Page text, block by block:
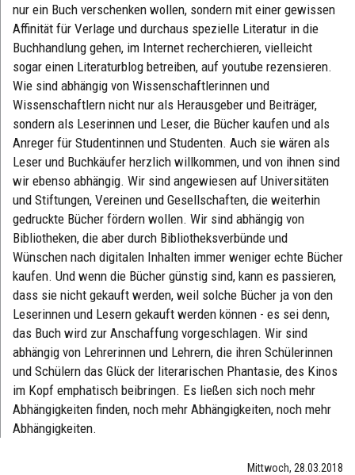
nur ein Buch verschenken wollen, sondern mit einer gewissen
Affinität für Verlage und durchaus spezielle Literatur in die
Buchhandlung gehen, im Internet recherchieren, vielleicht
sogar einen Literaturblog betreiben, auf youtube rezensieren.
Wie sind abhängig von Wissenschaftlerinnen und
Wissenschaftlern nicht nur als Herausgeber und Beiträger,
sondern als Leserinnen und Leser, die Bücher kaufen und als
Anreger für Studentinnen und Studenten. Auch sie wären als
Leser und Buchkäufer herzlich willkommen, und von ihnen sind
wir ebenso abhängig. Wir sind angewiesen auf Universitäten
und Stiftungen, Vereinen und Gesellschaften, die weiterhin
gedruckte Bücher fördern wollen. Wir sind abhängig von
Bibliotheken, die aber durch Bibliotheksverbünde und
Wünschen nach digitalen Inhalten immer weniger echte Bücher
kaufen. Und wenn die Bücher günstig sind, kann es passieren,
dass sie nicht gekauft werden, weil solche Bücher ja von den
Leserinnen und Lesern gekauft werden können - es sei denn,
das Buch wird zur Anschaffung vorgeschlagen. Wir sind
abhängig von Lehrerinnen und Lehrern, die ihren Schülerinnen
und Schülern das Glück der literarischen Phantasie, des Kinos
im Kopf emphatisch beibringen. Es ließen sich noch mehr
Abhängigkeiten finden, noch mehr Abhängigkeiten, noch mehr
Abhängigkeiten.
Mittwoch, 28.03.2018